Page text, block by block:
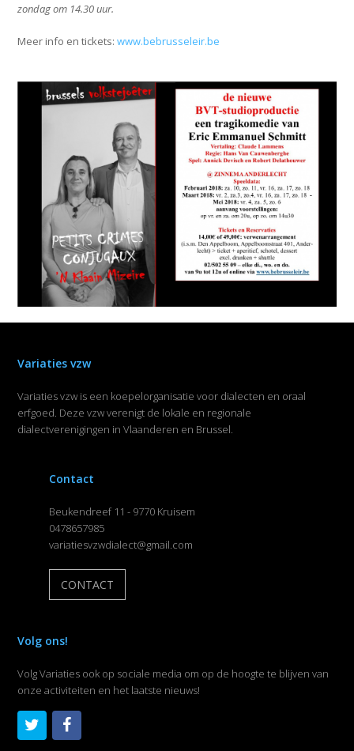
zondag om 14.30 uur.
Meer info en tickets:www.bebrusseleir.be
Variaties vzw
Variaties vzw is een koepelorganisatie voor dialecten en oraal
erfgoed. Deze vzw verenigt de lokale en regionale
dialectverenigingen in Vlaanderen en Brussel.
Contact
Beukendreef 11 - 9770 Kruisem
0478657985
variatiesvzwdialect@gmail.com
CONTACT
Volg ons!
Volg Variaties ook op sociale media om op de hoogte te blijven van
onze activiteiten en het laatste nieuws!